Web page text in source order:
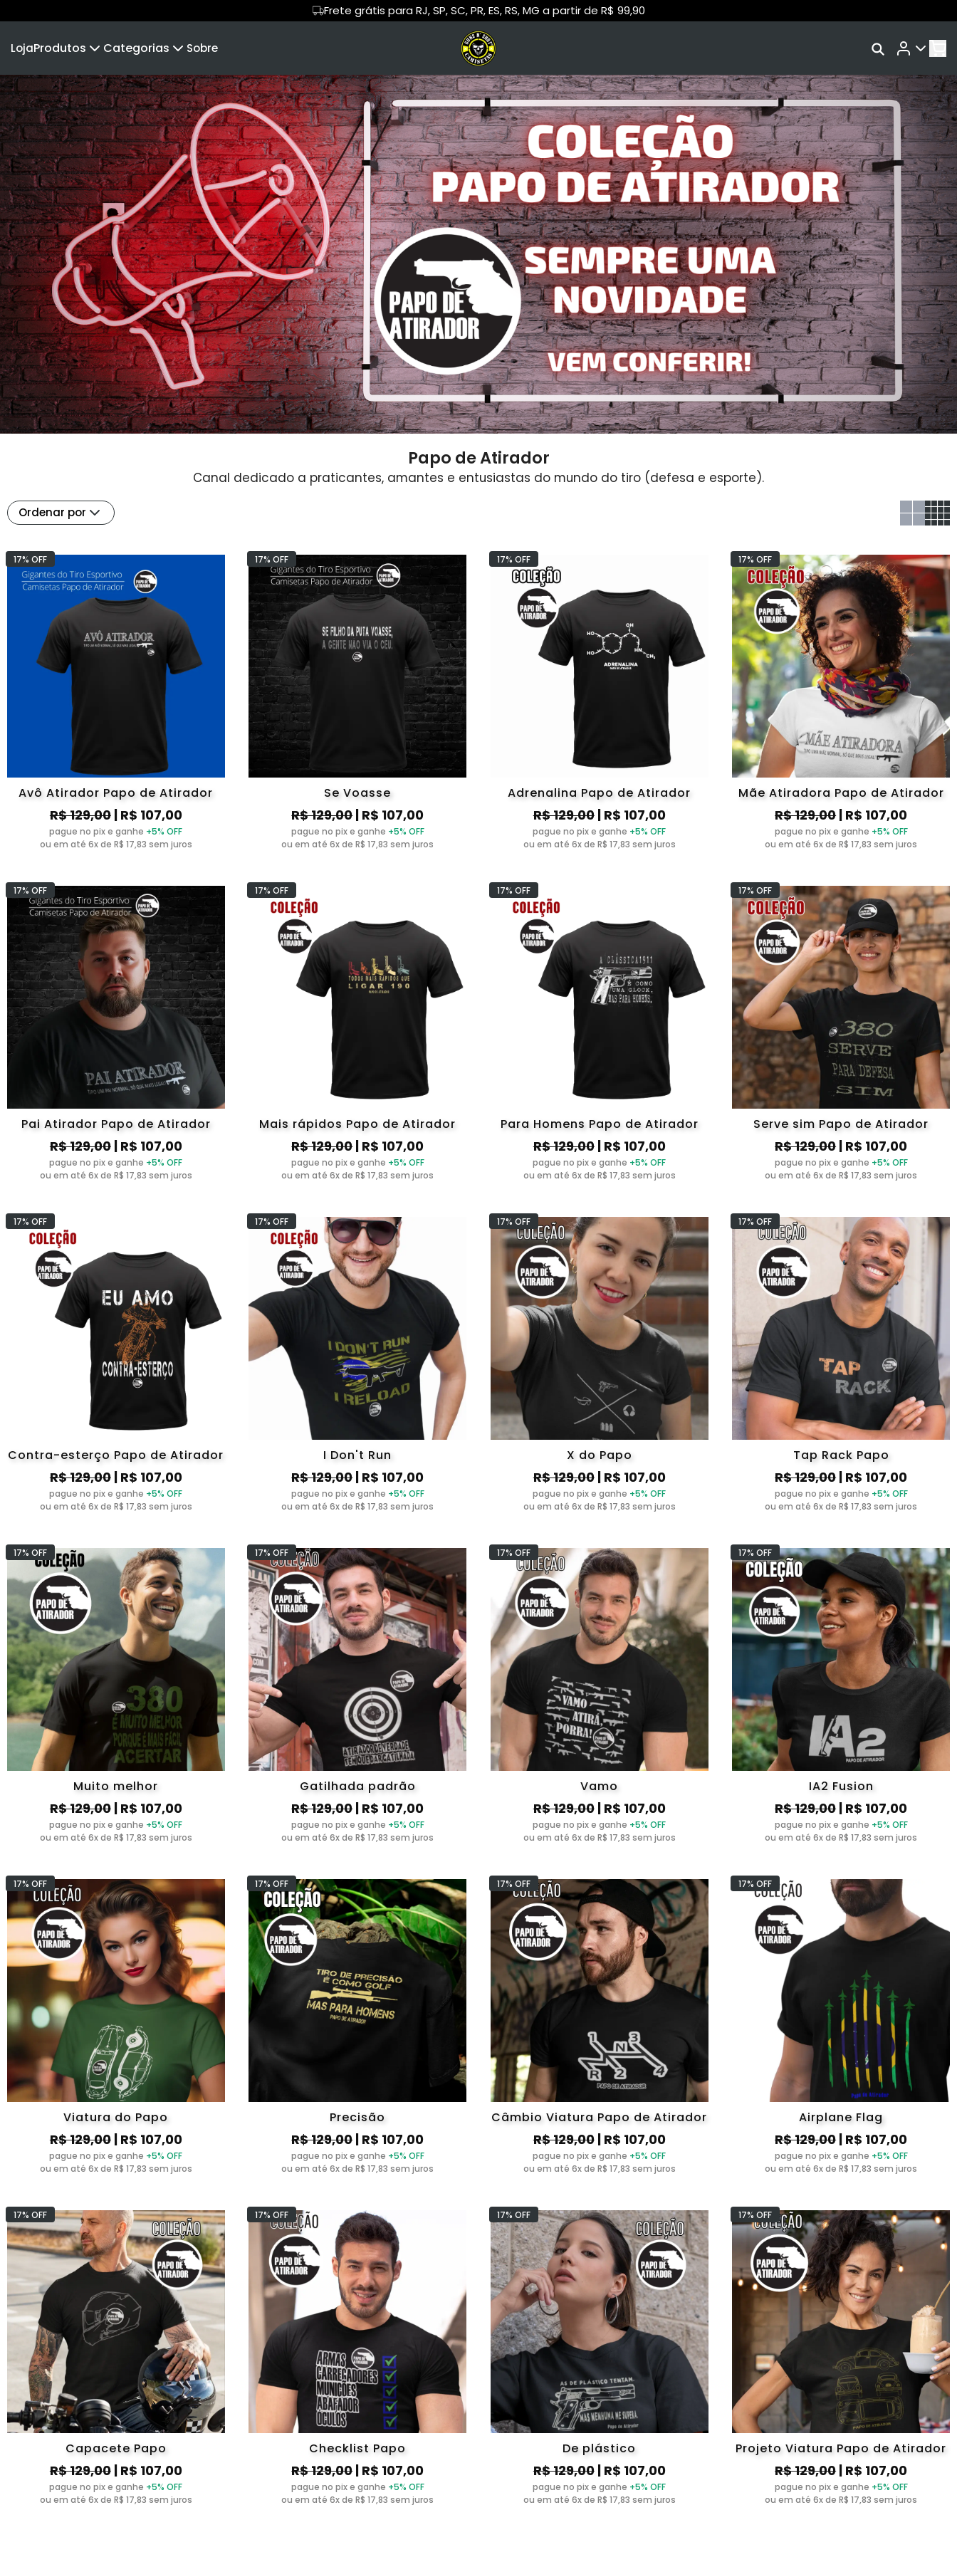
Frete grátis para RJ, SP, SC, PR, ES, RS, MG a partir de R$ 99,90
Primeira troca sem custo
LojaProdutos
Camiseta Camiseta Infantil Regata Cropped
Cropped Moletom Camiseta Algodão Peruano Hoodie Moletom Suéter Moletom
Body Infantil Camiseta Oversized
Categorias
Guns N' Shot Bulldog Brabo BoyShooterBrasil Linade
CBTC CBTT Samurai Caçador Shoot Gun Experience
Confraria do tiro GTMX Grafix Papo de Atirador Juliano Cashless
Pólvora e Mato Rústico Viajante Canhoto Armamentista Aldrey Zago
Diário do Atirador Portal do Mundo Cayan Armas Blue Gun Brasil
Café Armas Cervejas Balística Terminal Rock N' Roll Us Véi Dutiro
Sakata Team Pólvora com Blush Carô França IAT Samuel Souza
TPM Portal Armamentista TAC21 Instrutor Schiavini
MMT 1BR Training Hipismo/cavalos Frases
Animais Bike/Running Caveiras Velocidade
LiberdadeEm2Minutos Base Direita LANÇAMENTOS Six Bravo
Thiago Bertolini Chico Campadello
Sobre
Rastrear Meu Pedido
Trocar Meu Pedido
Avaliar Meu Pedido
Entrar | Cadastrar
Papo de Atirador
Canal dedicado a praticantes, amantes e entusiastas do mundo do tiro (defesa e esporte).
Ordenar por
Avô Atirador Papo de Atirador
R$ 129,00| R$ 107,00
pague no pix e ganhe +5% OFF
ou em até 6x de R$ 17,83 sem juros
17% OFF
Se Voasse
R$ 129,00| R$ 107,00
pague no pix e ganhe +5% OFF
ou em até 6x de R$ 17,83 sem juros
17% OFF
Adrenalina Papo de Atirador
R$ 129,00| R$ 107,00
pague no pix e ganhe +5% OFF
ou em até 6x de R$ 17,83 sem juros
17% OFF
Mãe Atiradora Papo de Atirador
R$ 129,00| R$ 107,00
pague no pix e ganhe +5% OFF
ou em até 6x de R$ 17,83 sem juros
17% OFF
Pai Atirador Papo de Atirador
R$ 129,00| R$ 107,00
pague no pix e ganhe +5% OFF
ou em até 6x de R$ 17,83 sem juros
17% OFF
Mais rápidos Papo de Atirador
R$ 129,00| R$ 107,00
pague no pix e ganhe +5% OFF
ou em até 6x de R$ 17,83 sem juros
17% OFF
Para Homens Papo de Atirador
R$ 129,00| R$ 107,00
pague no pix e ganhe +5% OFF
ou em até 6x de R$ 17,83 sem juros
17% OFF
Serve sim Papo de Atirador
R$ 129,00| R$ 107,00
pague no pix e ganhe +5% OFF
ou em até 6x de R$ 17,83 sem juros
17% OFF
Contra-esterço Papo de Atirador
R$ 129,00| R$ 107,00
pague no pix e ganhe +5% OFF
ou em até 6x de R$ 17,83 sem juros
17% OFF
I Don't Run
R$ 129,00| R$ 107,00
pague no pix e ganhe +5% OFF
ou em até 6x de R$ 17,83 sem juros
17% OFF
X do Papo
R$ 129,00| R$ 107,00
pague no pix e ganhe +5% OFF
ou em até 6x de R$ 17,83 sem juros
17% OFF
Tap Rack Papo
R$ 129,00| R$ 107,00
pague no pix e ganhe +5% OFF
ou em até 6x de R$ 17,83 sem juros
17% OFF
Muito melhor
R$ 129,00| R$ 107,00
pague no pix e ganhe +5% OFF
ou em até 6x de R$ 17,83 sem juros
17% OFF
Gatilhada padrão
R$ 129,00| R$ 107,00
pague no pix e ganhe +5% OFF
ou em até 6x de R$ 17,83 sem juros
17% OFF
Vamo
R$ 129,00| R$ 107,00
pague no pix e ganhe +5% OFF
ou em até 6x de R$ 17,83 sem juros
17% OFF
IA2 Fusion
R$ 129,00| R$ 107,00
pague no pix e ganhe +5% OFF
ou em até 6x de R$ 17,83 sem juros
17% OFF
Viatura do Papo
R$ 129,00| R$ 107,00
pague no pix e ganhe +5% OFF
ou em até 6x de R$ 17,83 sem juros
17% OFF
Precisão
R$ 129,00| R$ 107,00
pague no pix e ganhe +5% OFF
ou em até 6x de R$ 17,83 sem juros
17% OFF
Câmbio Viatura Papo de Atirador
R$ 129,00| R$ 107,00
pague no pix e ganhe +5% OFF
ou em até 6x de R$ 17,83 sem juros
17% OFF
Airplane Flag
R$ 129,00| R$ 107,00
pague no pix e ganhe +5% OFF
ou em até 6x de R$ 17,83 sem juros
17% OFF
Capacete Papo
R$ 129,00| R$ 107,00
pague no pix e ganhe +5% OFF
ou em até 6x de R$ 17,83 sem juros
17% OFF
Checklist Papo
R$ 129,00| R$ 107,00
pague no pix e ganhe +5% OFF
ou em até 6x de R$ 17,83 sem juros
17% OFF
De plástico
R$ 129,00| R$ 107,00
pague no pix e ganhe +5% OFF
ou em até 6x de R$ 17,83 sem juros
17% OFF
Projeto Viatura Papo de Atirador
R$ 129,00| R$ 107,00
pague no pix e ganhe +5% OFF
ou em até 6x de R$ 17,83 sem juros
17% OFF